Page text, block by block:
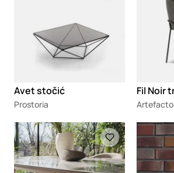
Avet stočić
Prostoria Artefacto
Loading Loading